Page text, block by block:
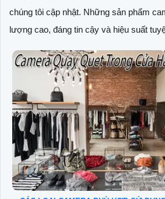
chúng tôi cập nhật. Những sản phẩm
lượng cao, đáng tin cậy và hiệu suất